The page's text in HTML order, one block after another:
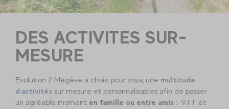
DES ACTIVITES SUR-
MESURE
Evolution 2 Megève a choisi pour vous, une multitude
d'activités sur mesure et personnalisables afin de passer
un agréable moment en famille ou entre amis : VTT et